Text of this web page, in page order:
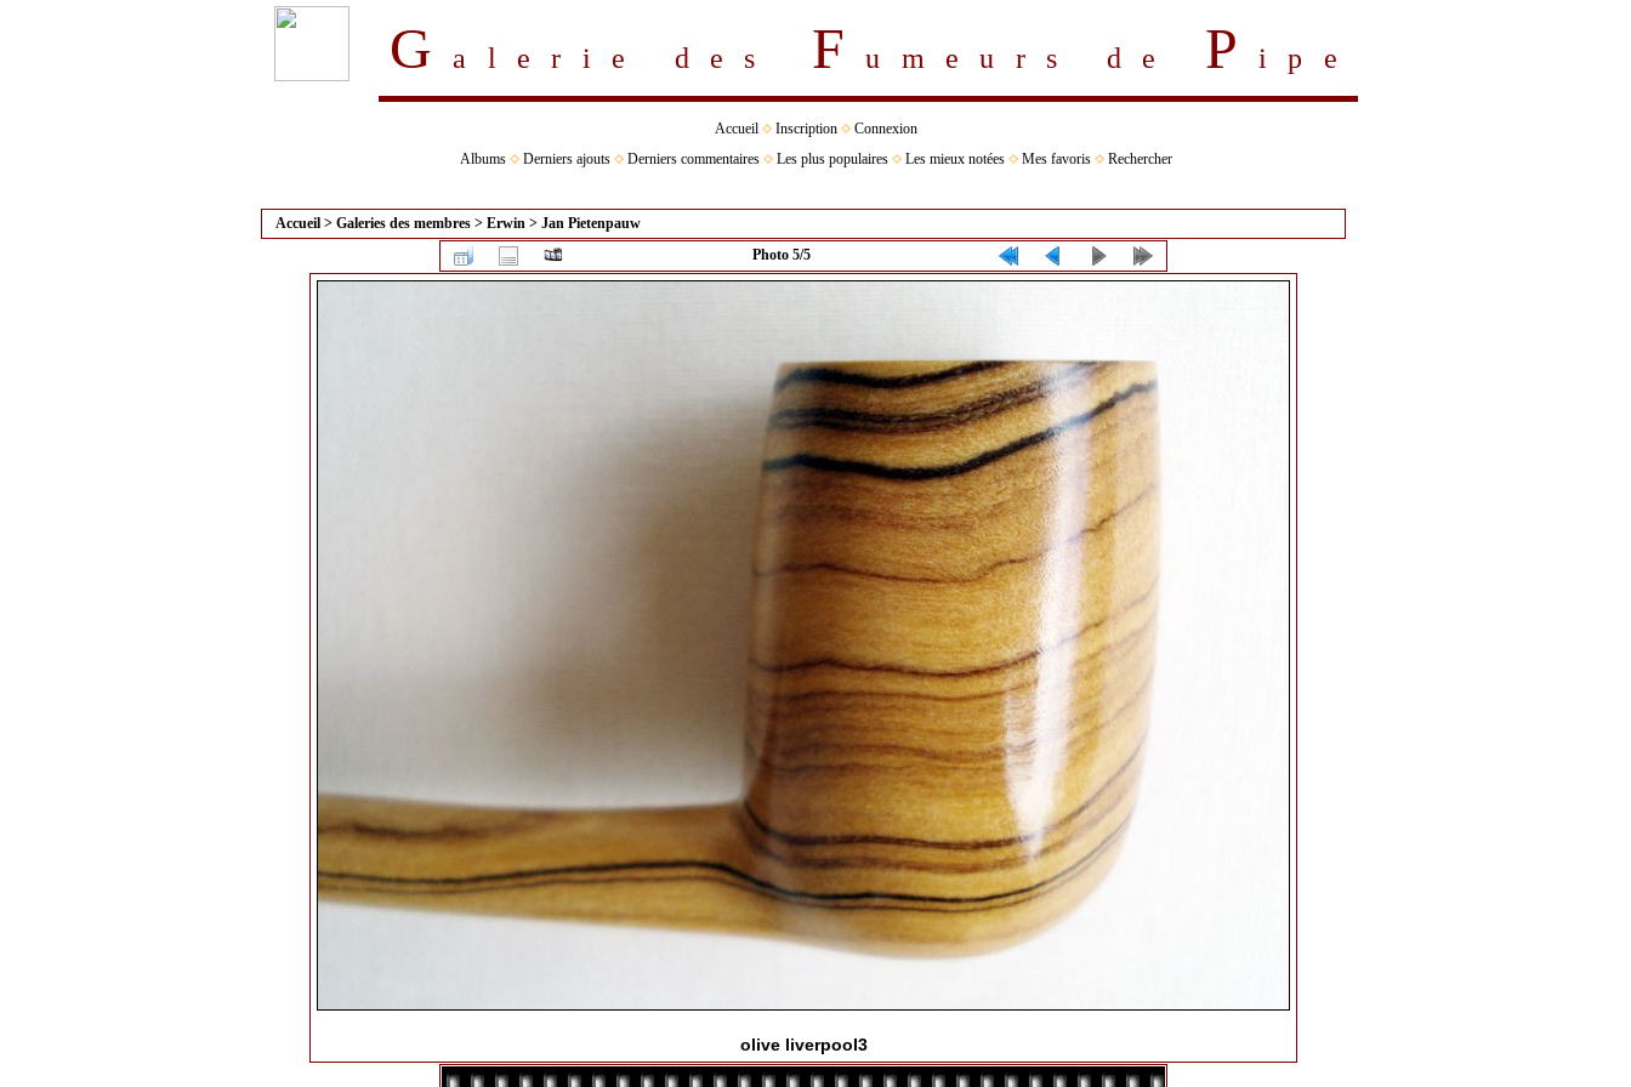
Galerie des Fumeurs de P ipe
Accueil Inscription
Connexion
Albums
Derniers ajouts Derniers commentaires Les plus populaires Les mieux notées Mes favoris Rechercher
Accueil > Galeries des membres > Erwin > Jan Pietenpauw
Photo 5/5
olive liverpool3